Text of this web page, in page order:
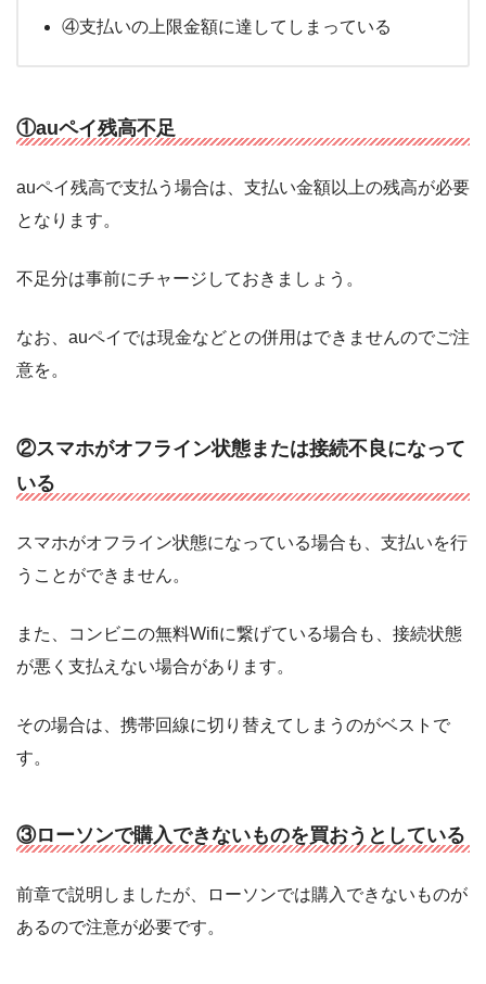
④支払いの上限金額に達してしまっている
①auペイ残高不足
auペイ残高で支払う場合は、支払い金額以上の残高が必要
となります。
不足分は事前にチャージしておきましょう。
なお、auペイでは現金などとの併用はできませんのでご注
意を。
②スマホがオフライン状態または接続不良になって
いる
スマホがオフライン状態になっている場合も、支払いを行
うことができません。
また、コンビニの無料Wifiに繋げている場合も、接続状態
が悪く支払えない場合があります。
その場合は、携帯回線に切り替えてしまうのがベストで
す。
③ローソンで購入できないものを買おうとしている
前章で説明しましたが、ローソンでは購入できないものが
あるので注意が必要です。